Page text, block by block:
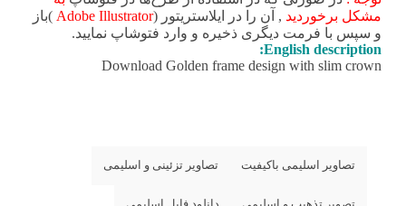
مشکل برخوردید , آن را در ایلاستریتور (Adobe Illustrator)باز
و سپس با فرمت دیگری ذخیره و وارد فتوشاپ نمایید.
English description:
Download Golden frame design with slim crown
تصاویر اسلیمی باکیفیت تصاویر تزئینی و اسلیمی